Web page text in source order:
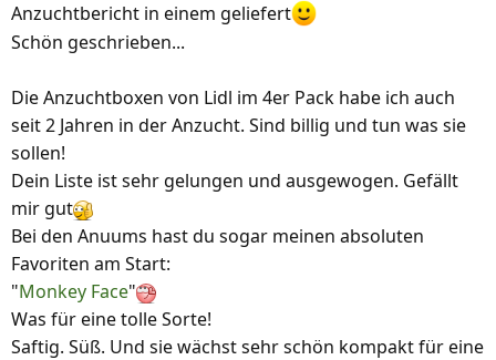
Anzuchtbericht in einem geliefert
Schön geschrieben...
Die Anzuchtboxen von Lidl im 4er Pack habe ich auch
seit 2 Jahren in der Anzucht. Sind billig und tun was sie
sollen!
Dein Liste ist sehr gelungen und ausgewogen. Gefällt
mir gut
Bei den Anuums hast du sogar meinen absoluten
Favoriten am Start:
"Monkey Face"
Was für eine tolle Sorte!
Saftig. Süß. Und sie wächst sehr schön kompakt für eine